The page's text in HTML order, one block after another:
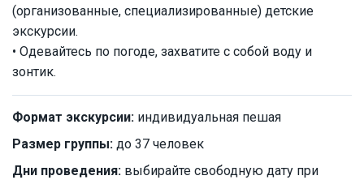
(организованные, специализированные) детские
экскурсии.
• Одевайтесь по погоде, захватите с собой воду и
зонтик.
Формат экскурсии: индивидуальная пешая
Размер группы: до 37 человек
Дни проведения: выбирайте свободную дату при